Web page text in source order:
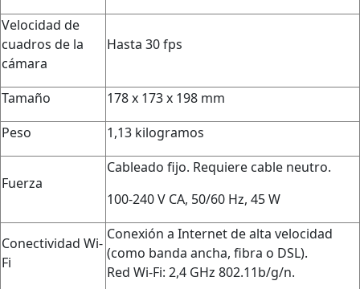
Velocidad de
cuadros de la
cámara
Hasta 30 fps
Tamaño
178 x 173 x 198 mm
Peso
1,13 kilogramos
Fuerza
Cableado fijo. Requiere cable neutro.
100-240 V CA, 50/60 Hz, 45 W
Conectividad Wi-
Fi
Conexión a Internet de alta velocidad
(como banda ancha, fibra o DSL).
Red Wi-Fi: 2,4 GHz 802.11b/g/n.